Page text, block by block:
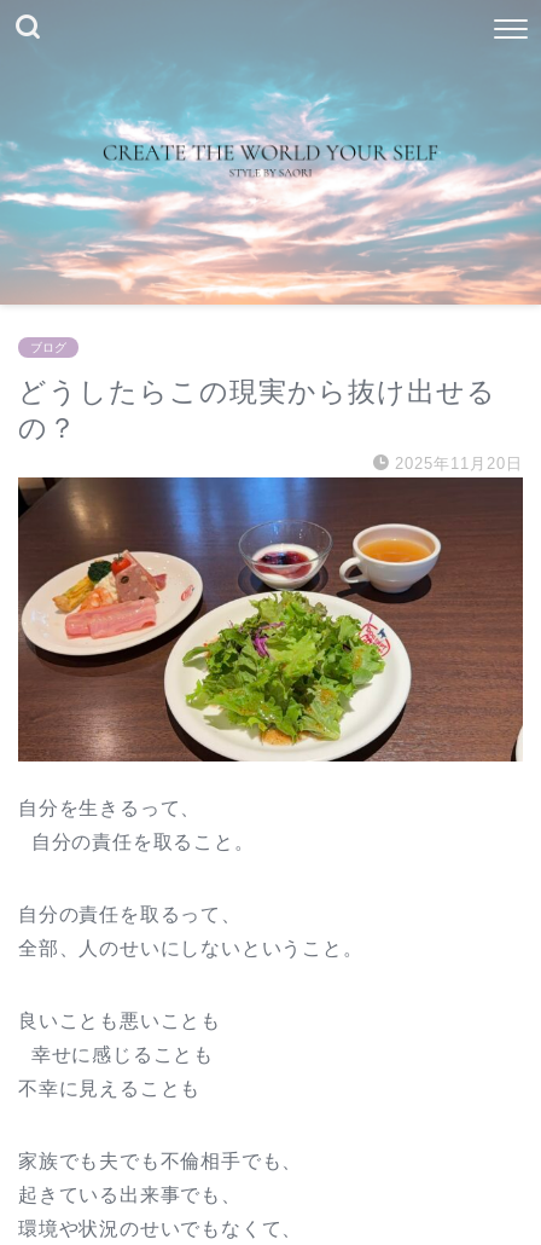
ブログ
どうしたらこの現実から抜け出せる
の？
2025年11月20日
自分を生きるって、
自分の責任を取ること。
自分の責任を取るって、
全部、人のせいにしないということ。
良いことも悪いことも
幸せに感じることも
不幸に見えることも
家族でも夫でも不倫相手でも、
起きている出来事でも、
環境や状況のせいでもなくて、